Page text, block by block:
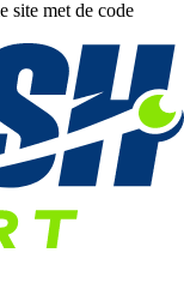
site met de code